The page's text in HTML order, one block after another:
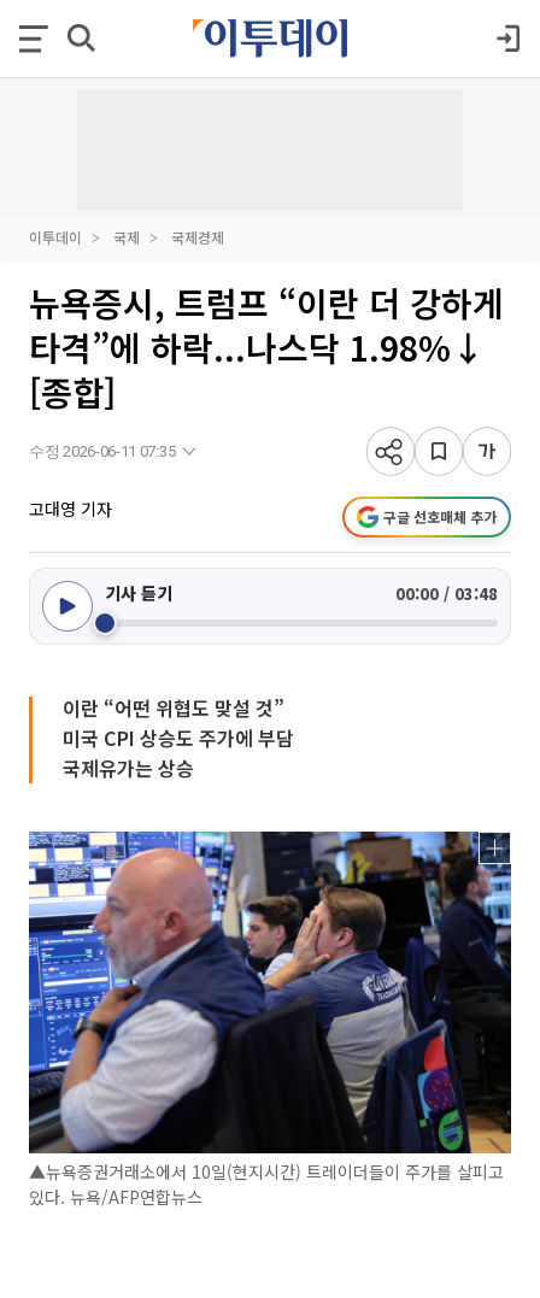
이투데이 국제 국제경제
뉴욕증시, 트럼프 “이란 더 강하게
타격”에 하락...나스닥 1.98%↓
[종합]
수정 2026-06-11 07:35
고대영 기자 구글 선호매체 추가
기사 듣기 00:00 / 03:48
이란 “어떤 위협도 맞설 것”
미국 CPI 상승도 주가에 부담
국제유가는 상승
▲뉴욕증권거래소에서 10일(현지시간) 트레이더들이 주가를 살피고
있다. 뉴욕/AFP연합뉴스